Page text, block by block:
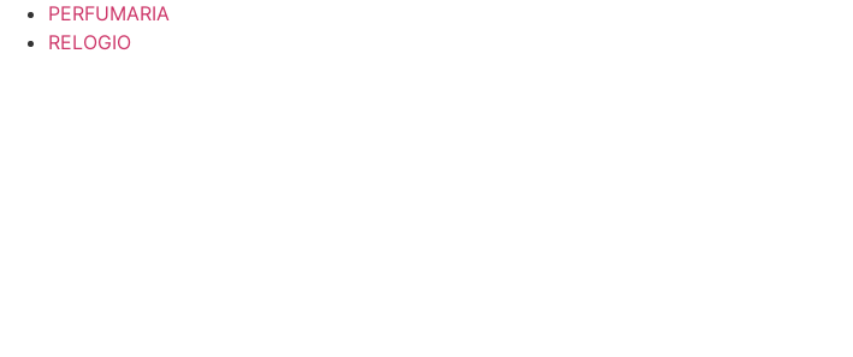
PERFUMARIA
RELOGIO